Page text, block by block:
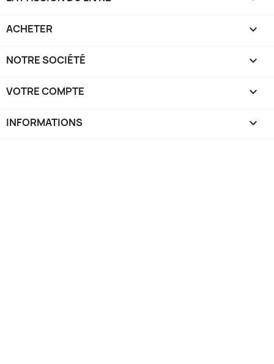
ACHETER 
NOTRE SOCIÉTÉ 
VOTRE COMPTE 
INFORMATIONS keyboard_arrow_down